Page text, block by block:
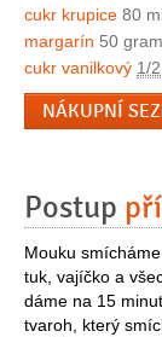
cukr krupice 80
margarín 50
cukr vanilkový 1/2
NÁKUPNÍ
Postup
Mouku
tuk, vajíčko a
dáme na 15
tvaroh, který